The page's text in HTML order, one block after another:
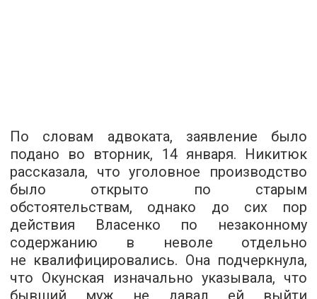
По словам адвоката, заявление было
подано во вторник, 14 января. Никитюк
рассказала, что уголовное производство
было открыто по старым
обстоятельствам, однако до сих пор
действия Власенко по незаконному
содержанию в неволе отдельно
не квалифицировались. Она подчеркнула,
что Окунская изначально указывала, что
бывший муж не давал ей выйти